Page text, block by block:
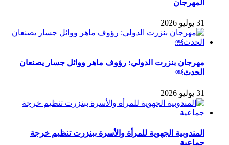
المهرجان
31 يوليو 2026
مهرجان بنزرت الدولي: رؤوف ماهر ووائل جسار يصنعان
الحدث￼
31 يوليو 2026
المندوبية الجهوية للمرأة والأسرة ببنزرت تنظيم خرجة
جماعية